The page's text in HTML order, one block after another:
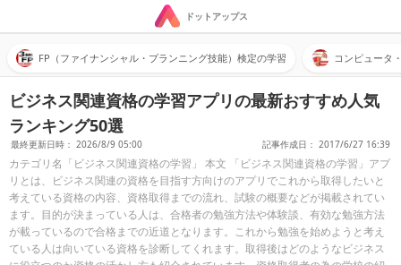
ドットアップス
FP（ファイナンシャル・プランニング技能）検定の学習 コンピュータ
ビジネス関連資格の学習アプリの最新おすすめ人気
ランキング50選
最終更新日時： 2026/8/9 05:00 記事作成日： 2017/6/27 16:39
カテゴリ名「ビジネス関連資格の学習」 本文 「ビジネス関連資格の学習」アプ
リとは、ビジネス関連の資格を目指す方向けのアプリでこれから取得したいと
考えている資格の内容、資格取得までの流れ、試験の概要などが掲載されてい
ます。目的が決まっている人は、合格者の勉強方法や体験談、有効な勉強方法
が載っているので合格までの近道となります。これから勉強を始めようと考え
ている人は向いている資格を診断してくれます。取得後はどのようなビジネス